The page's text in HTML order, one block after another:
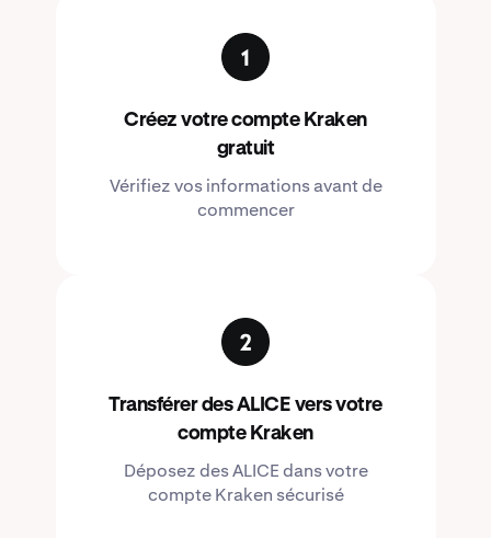
Créez votre compte Kraken
gratuit
Vérifiez vos informations avant de
commencer
Transférer des ALICE vers votre
compte Kraken
Déposez des ALICE dans votre
compte Kraken sécurisé